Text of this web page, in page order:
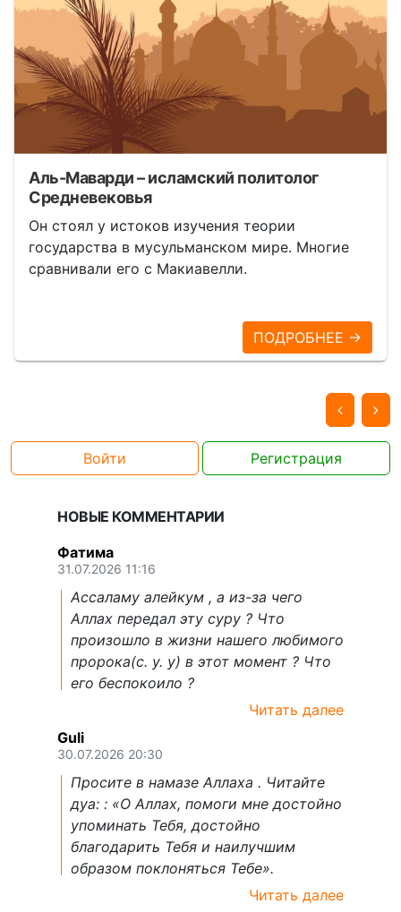
Аль-Маварди – исламский политолог
Средневековья
Он стоял у истоков изучения теории
государства в мусульманском мире. Многие
сравнивали его с Макиавелли.
ПОДРОБНЕЕ →
Войти Регистрация
НОВЫЕ КОММЕНТАРИИ
Фатима
31.07.2026 11:16
Ассаламу алейкум , а из-за чего
Аллах передал эту суру ? Что
произошло в жизни нашего любимого
пророка(с. у. у) в этот момент ? Что
его беспокоило ?
Читать далее
Guli
30.07.2026 20:30
Просите в намазе Аллаха . Читайте
дуа: : «О Аллах, помоги мне достойно
упоминать Тебя, достойно
благодарить Тебя и наилучшим
образом поклоняться Тебе».
Читать далее